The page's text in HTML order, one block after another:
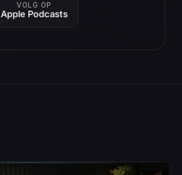
VOLG OP
Apple Podcasts